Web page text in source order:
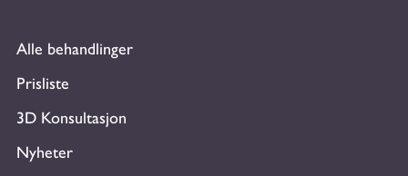
Alle behandlinger
Prisliste
3D Konsultasjon
Nyheter